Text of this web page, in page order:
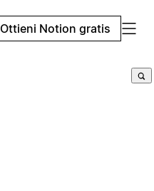
Ottieni Notion gratis